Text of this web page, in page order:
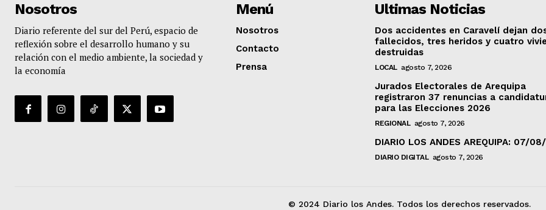
Nosotros
Diario referente del sur del Perú, espacio de
reflexión sobre el desarrollo humano y su
relación con el medio ambiente, la sociedad y
la economía
Menú
Nosotros
Contacto
Prensa
Ultimas Noticias
Dos accidentes en Caravelí dejan
fallecidos, tres heridos y cuatro
destruidas
LOCAL agosto 7, 2026
Jurados Electorales de Arequipa
registraron 37 renuncias a
para las Elecciones 2026
REGIONAL agosto 7, 2026
DIARIO LOS ANDES AREQUIPA: 07/
DIARIO DIGITAL agosto 7, 2026
© 2024 Diario los Andes. Todos los derechos reservados.